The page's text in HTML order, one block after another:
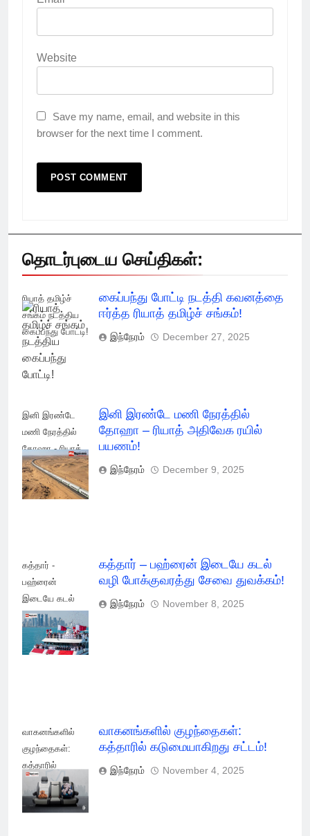
Website
Save my name, email, and website in this
browser for the next time I comment.
தொடர்புடைய செய்திகள்:
ரியாத் தமிழ்ச்
சங்கம் நடத்திய
கைப்பந்து போட்டி!
கைப்பந்து போட்டி நடத்தி கவனத்தை
ஈர்த்த ரியாத் தமிழ்ச் சங்கம்!
இந்நேரம் December 27, 2025
இனி இரண்டே
மணி நேரத்தில்
தோஹா - ரியாத்
அதிவேக மின்சார
ரயில் பயணம்!
இனி இரண்டே மணி நேரத்தில்
தோஹா – ரியாத் அதிவேக ரயில்
பயணம்!
இந்நேரம் December 9, 2025
கத்தார் -
பஹ்ரைன்
இடையே கடல்
வழி
போக்குவரத்து
சேவை துவக்கம்!
கத்தார் – பஹ்ரைன் இடையே கடல்
வழி போக்குவரத்து சேவை துவக்கம்!
இந்நேரம் November 8, 2025
வாகனங்களில்
குழந்தைகள்:
கத்தாரில்
கடுமையாகிறது
சட்டம்!
வாகனங்களில் குழந்தைகள்:
கத்தாரில் கடுமையாகிறது சட்டம்!
இந்நேரம் November 4, 2025